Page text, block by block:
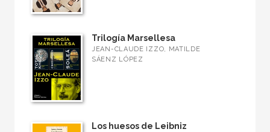
Trilogía Marsellesa
JEAN-CLAUDE IZZO, MATILDE
SÁENZ LÓPEZ
Los huesos de Leibniz